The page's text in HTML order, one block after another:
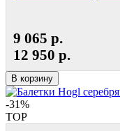
9 065 р.
12 950 р.
В корзину
-31%
TOP